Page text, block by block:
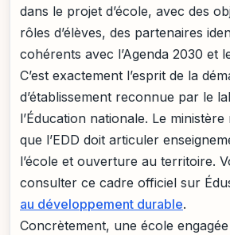
dans le projet d’école, avec des
rôles d’élèves, des partenaires
cohérents avec l’Agenda 2030 et
C’est exactement l’esprit de la
d’établissement reconnue par le
l’Éducation nationale. Le ministère
que l’EDD doit articuler
l’école et ouverture au territoire.
consulter ce cadre officiel sur
au développement durable.
Concrètement, une école